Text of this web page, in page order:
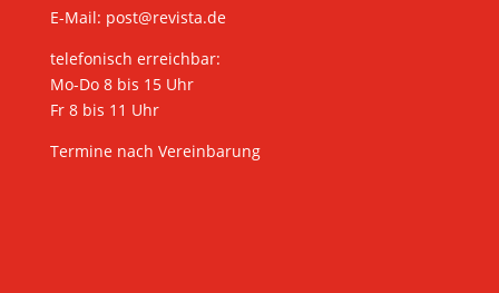
E-Mail: post@revista.de
telefonisch erreichbar:
Mo-Do 8 bis 15 Uhr
Fr 8 bis 11 Uhr
Termine nach Vereinbarung